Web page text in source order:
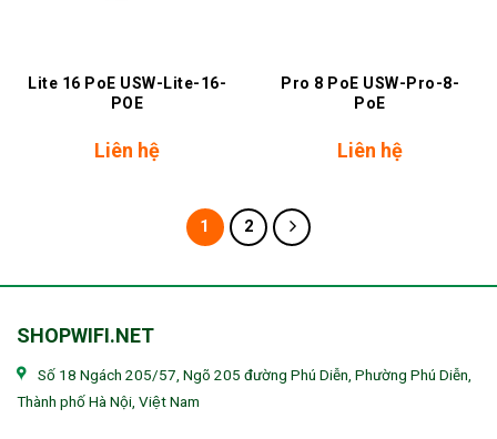
Lite 16 PoE USW-Lite-16-
POE
Liên hệ
Pro 8 PoE USW-Pro-8-
PoE
Liên hệ
1 2
SHOPWIFI.NET
Số 18 Ngách 205/57, Ngõ 205 đường Phú Diễn, Phường Phú Diễn,
Thành phố Hà Nội, Việt Nam